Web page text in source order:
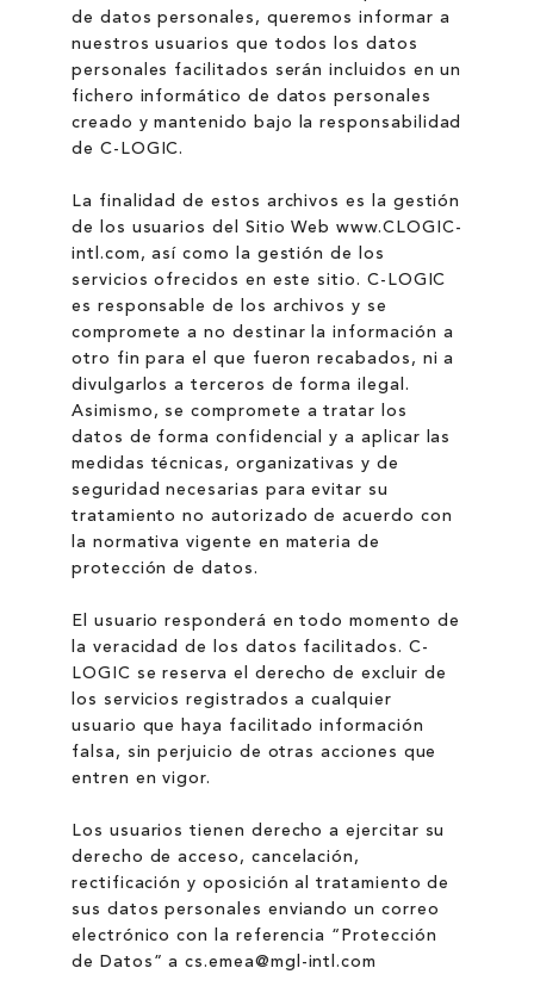
de datos personales, queremos informar a
nuestros usuarios que todos los datos
personales facilitados serán incluidos en un
fichero informático de datos personales
creado y mantenido bajo la responsabilidad
de C-LOGIC.
La finalidad de estos archivos es la gestión
de los usuarios del Sitio Web www.CLOGIC-
intl.com, así como la gestión de los
servicios ofrecidos en este sitio. C-LOGIC
es responsable de los archivos y se
compromete a no destinar la información a
otro fin para el que fueron recabados, ni a
divulgarlos a terceros de forma ilegal.
Asimismo, se compromete a tratar los
datos de forma confidencial y a aplicar las
medidas técnicas, organizativas y de
seguridad necesarias para evitar su
tratamiento no autorizado de acuerdo con
la normativa vigente en materia de
protección de datos.
El usuario responderá en todo momento de
la veracidad de los datos facilitados. C-
LOGIC se reserva el derecho de excluir de
los servicios registrados a cualquier
usuario que haya facilitado información
falsa, sin perjuicio de otras acciones que
entren en vigor.
Los usuarios tienen derecho a ejercitar su
derecho de acceso, cancelación,
rectificación y oposición al tratamiento de
sus datos personales enviando un correo
electrónico con la referencia “Protección
de Datos” a cs.emea@mgl-intl.com